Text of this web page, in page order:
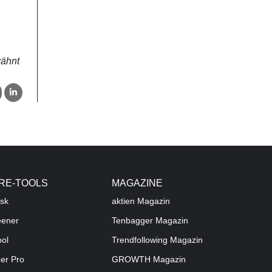
TOOLS
Pro
MAGAZINE
aktien Magazin
Tenbagger Magazin
Trendfollowing Magazin
GROWTH Magazin